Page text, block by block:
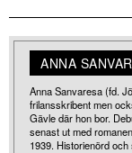
ANNA
Anna Sanvaresa (fd.
frilansskribent men
Gävle där hon bor.
senast ut med
1939. Historienörd